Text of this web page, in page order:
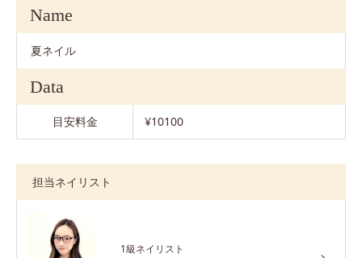
Name
夏ネイル
Data
目安料金 ¥10100
担当ネイリスト
1級ネイリスト